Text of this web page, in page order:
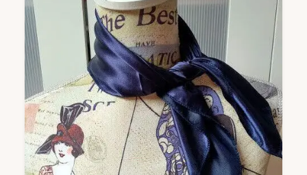
múltiples
variantes.
Las
opciones
se
pueden
elegir
en